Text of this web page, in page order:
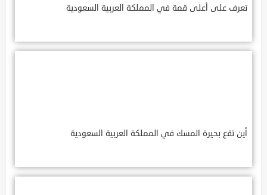
تعرف على أعلى قمة في المملكة العربية السعودية
أين تقع بحيرة المسك في المملكة العربية السعودية